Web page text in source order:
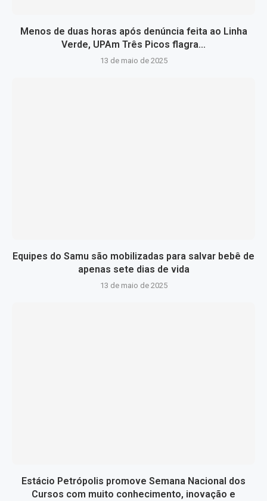
Menos de duas horas após denúncia feita ao Linha
Verde, UPAm Três Picos flagra...
13 de maio de 2025
Equipes do Samu são mobilizadas para salvar bebê de
apenas sete dias de vida
13 de maio de 2025
Estácio Petrópolis promove Semana Nacional dos
Cursos com muito conhecimento, inovação e